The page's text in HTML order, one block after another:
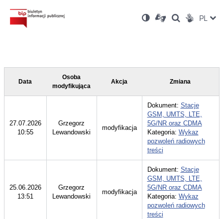
Ustawienia
Wersja
kontrastowa
Dla
niesłyszących
OtwórzOtwórz
w
Otwórz
w
Social PL
Data
Osoba
modyfikująca
Akcja Zmiana
27.07.2026
10:55
Grzegorz
Lewandowski
modyfikacja
Dokument: Stacje
GSM, UMTS, LTE,
5G/NR oraz CDMA
Kategoria: Wykaz
pozwoleń radiowych
treści
25.06.2026
13:51
Grzegorz
Lewandowski
modyfikacja
Dokument: Stacje
GSM, UMTS, LTE,
5G/NR oraz CDMA
Kategoria: Wykaz
pozwoleń radiowych
treści